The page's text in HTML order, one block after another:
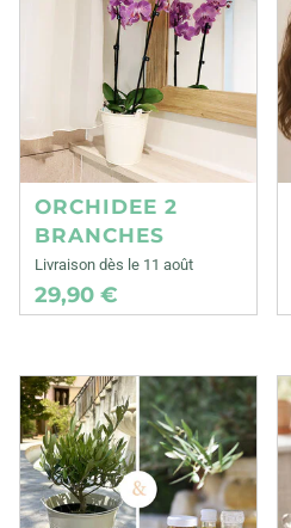
ORCHIDEE 2
BRANCHES
Livraison dès le 11 août
29,90 €